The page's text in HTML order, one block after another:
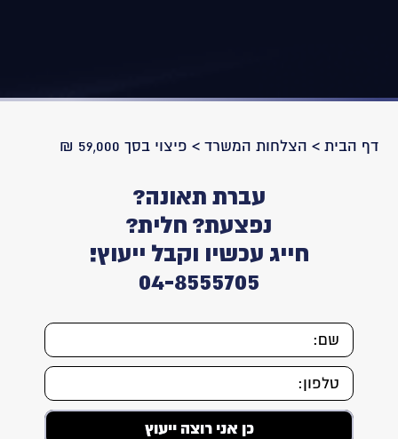
דף הבית > הצלחות המשרד > פיצוי בסך 59,000 ₪
עברת תאונה?
נפצעת? חלית?
חייג עכשיו וקבל ייעוץ!
04-8555705